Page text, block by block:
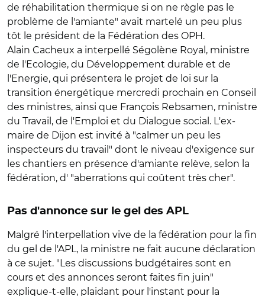
de réhabilitation thermique si on ne règle pas le
problème de l'amiante" avait martelé un peu plus
tôt le président de la Fédération des OPH.
Alain Cacheux a interpellé Ségolène Royal, ministre
de l'Ecologie, du Développement durable et de
l'Energie, qui présentera le projet de loi sur la
transition énergétique mercredi prochain en Conseil
des ministres, ainsi que François Rebsamen, ministre
du Travail, de l'Emploi et du Dialogue social. L'ex-
maire de Dijon est invité à "calmer un peu les
inspecteurs du travail" dont le niveau d'exigence sur
les chantiers en présence d'amiante relève, selon la
fédération, d' "aberrations qui coûtent très cher".
Pas d'annonce sur le gel des APL
Malgré l'interpellation vive de la fédération pour la fin
du gel de l'APL, la ministre ne fait aucune déclaration
à ce sujet. "Les discussions budgétaires sont en
cours et des annonces seront faites fin juin"
explique-t-elle, plaidant pour l'instant pour la